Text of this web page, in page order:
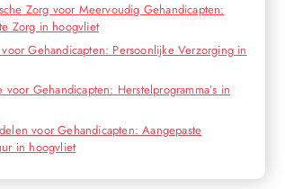
Zorg voor Meervoudig Gehandicapten:
Zorg in hoogvliet
Gehandicapten: Persoonlijke Verzorging in
voor Gehandicapten: Herstelprogramma’s in
voor Gehandicapten: Aangepaste
in hoogvliet